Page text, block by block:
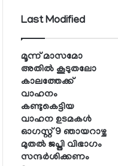
Last Modified
മൂന്ന് മാസമോ
അതില്‍ കൂടുതലോ
കാലത്തേക്ക്
വാഹനം
കണ്ടുകെട്ടിയ
വാഹന ഉടമകള്‍
ഓഗസ്റ്റ് 9 ഞായറാഴ്ച
മുതല്‍ ജപ്തി വിഭാഗം
സന്ദര്‍ശിക്കണം